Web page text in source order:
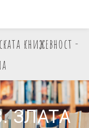
книжевност -
ЗЛАТА